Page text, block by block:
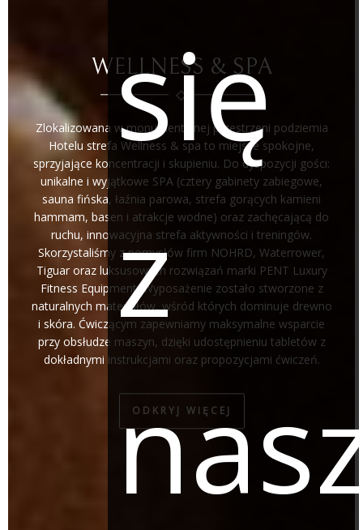
WELLNESS & SPA
Zlokalizowana w monumentalnej przestrzeni podziemia
Hotelu strefa Wellness & spa to miejsce spokojne,
sprzyjające koncentracji i skupieniu. Do dyspozycji gości:
unikalne i wyjątkowe SPA (cztery gabinety zabiegowe,
sauna fińska, łaźnia parowa, strefa gorących kamieni
hammam, basen i atrakcje wodne) oraz zachęcającą do
ruchu, innowacyjna strefa aktywności i treningów.
Skorzystaliśmy z pomysłów firm NOHRD, Waterrower,
Tiguar oraz luksusowych rozwiązań marki PENT Luxury
Fitness Equipment. Wyposażenie zostało stworzone z
naturalnych materiałów, wśród których dominuje drewno
i skóra. Ćwiczącym zapewniamy maksymalne wsparcie
przy obsłudze maszyn, dzięki udostępnieniu tabletów z
dokładnymi instrukcjami oraz propozycjami ćwiczeń.
ODKRYJ WIĘCEJ
się
z